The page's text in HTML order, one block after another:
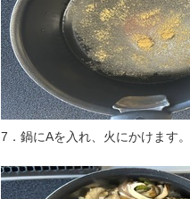
7．鍋にAを入れ、火にかけます。